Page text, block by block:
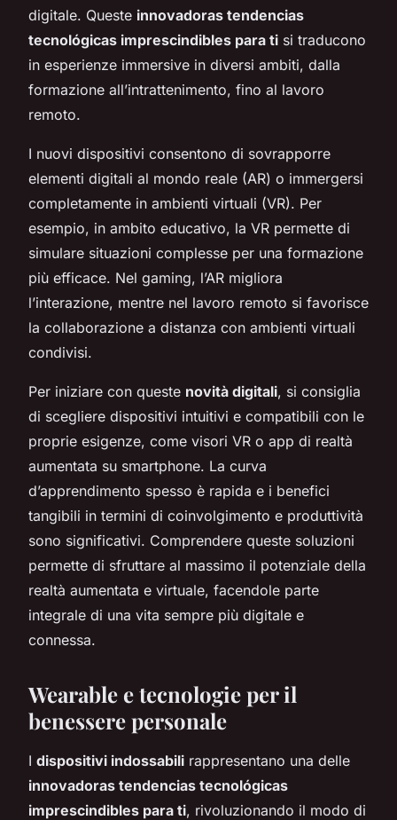
digitale. Queste innovadoras tendencias
tecnológicas imprescindibles para ti si traducono
in esperienze immersive in diversi ambiti, dalla
formazione all’intrattenimento, fino al lavoro
remoto.
I nuovi dispositivi consentono di sovrapporre
elementi digitali al mondo reale (AR) o immergersi
completamente in ambienti virtuali (VR). Per
esempio, in ambito educativo, la VR permette di
simulare situazioni complesse per una formazione
più efficace. Nel gaming, l’AR migliora
l’interazione, mentre nel lavoro remoto si favorisce
la collaborazione a distanza con ambienti virtuali
condivisi.
Per iniziare con queste novità digitali, si consiglia
di scegliere dispositivi intuitivi e compatibili con le
proprie esigenze, come visori VR o app di realtà
aumentata su smartphone. La curva
d’apprendimento spesso è rapida e i benefici
tangibili in termini di coinvolgimento e produttività
sono significativi. Comprendere queste soluzioni
permette di sfruttare al massimo il potenziale della
realtà aumentata e virtuale, facendole parte
integrale di una vita sempre più digitale e
connessa.
Wearable e tecnologie per il
benessere personale
I dispositivi indossabili rappresentano una delle
innovadoras tendencias tecnológicas
imprescindibles para ti, rivoluzionando il modo di